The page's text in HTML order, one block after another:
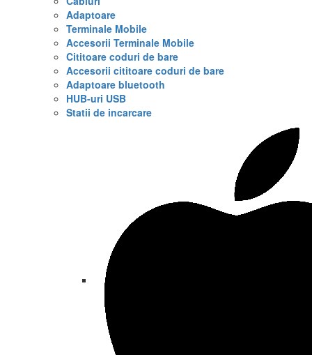
Adaptoare
Terminale Mobile
Accesorii Terminale Mobile
Cititoare coduri de bare
Accesorii cititoare coduri de bare
Adaptoare bluetooth
HUB-uri USB
Statii de incarcare